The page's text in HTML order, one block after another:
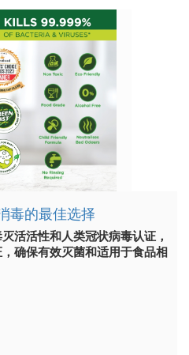
毒的最佳选择
活活性和人类冠状病毒认证，
确保有效灭菌和适用于食品相